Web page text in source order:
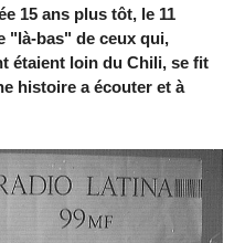
15 ans plus tôt, le 11
"là-bas" de ceux qui,
étaient loin du Chili, se fit
histoire a écouter et à